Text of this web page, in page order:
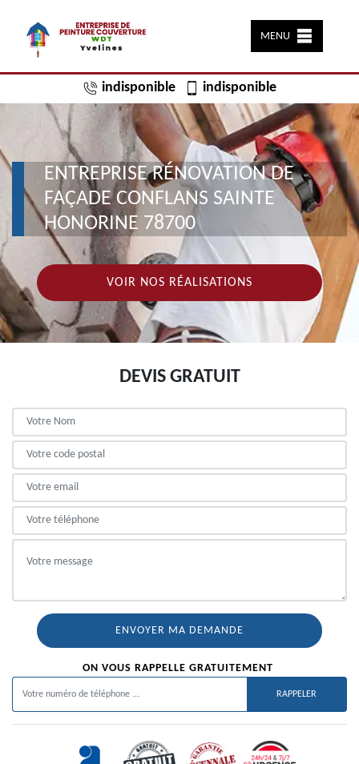
MENU
indisponible indisponible
ENTREPRISE RÉNOVATION DE
FAÇADE CONFLANS SAINTE
HONORINE 78700
VOIR NOS RÉALISATIONS
DEVIS GRATUIT
ON VOUS RAPPELLE GRATUITEMENT